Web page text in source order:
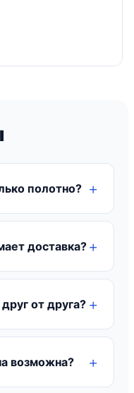
полотно?
доставка?
от друга?
возможна?